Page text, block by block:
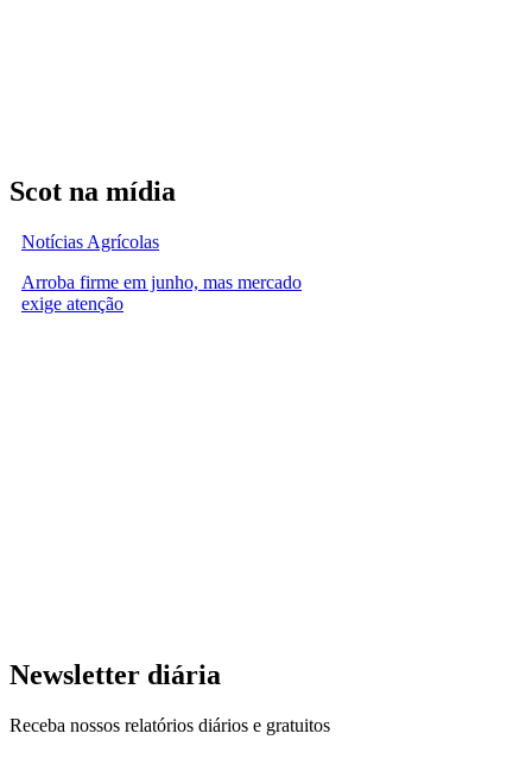
Scot na mídia
Notícias Agrícolas
Arroba firme em junho, mas mercado
exige atenção
Newsletter diária
Receba nossos relatórios diários e gratuitos